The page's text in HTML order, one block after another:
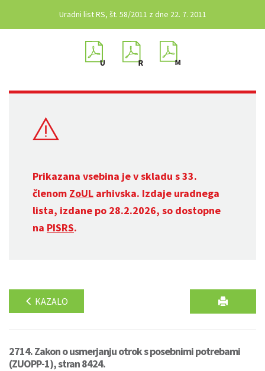
Uradni list RS, št. 58/2011 z dne 22. 7. 2011
Prikazana vsebina je v skladu s 33.
členom ZoUL arhivska. Izdaje uradnega
lista, izdane po 28.2.2026, so dostopne
na PISRS.
KAZALO
2714. Zakon o usmerjanju otrok s posebnimi potrebami
(ZUOPP-1), stran 8424.